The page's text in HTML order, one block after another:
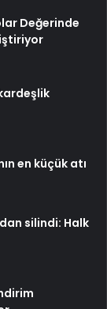
Değerinde
en küçük atı
silindi: Halk